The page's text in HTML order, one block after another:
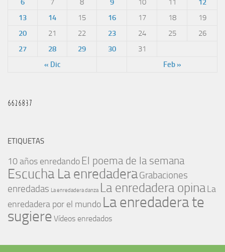
« Dic Feb »
6
7 8 9 10 11
12
13
14 15 16 17 18
19
20
21 22 23 24 25
26
27
28 29 30 31
ETIQUETAS
10 años enredando El poema de la semana
Escucha La enredaderaGrabaciones
enredadas La enredadera danza La enredadera opinaLa
enredadera por el mundo La enredadera te
sugiere Vídeos enredados